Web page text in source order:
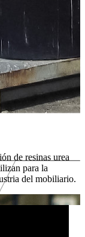
de resinas urea
para la
del mobiliario.